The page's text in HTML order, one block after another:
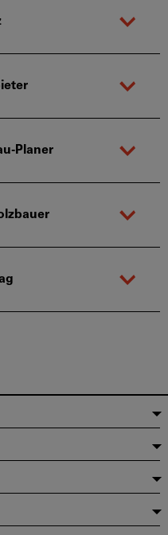
Planer